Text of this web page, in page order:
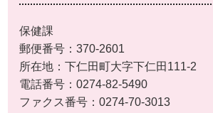
保健課
郵便番号：370-2601
所在地：下仁田町大字下仁田111-2
電話番号：0274-82-5490
ファクス番号：0274-70-3013